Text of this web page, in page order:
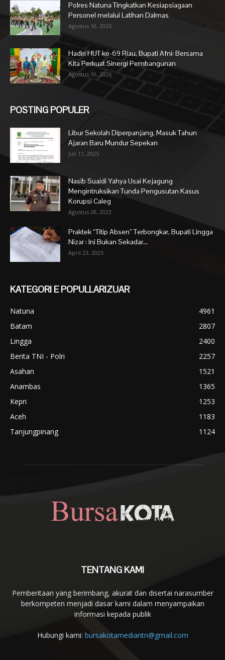
Polres Natuna Tingkatkan Kesiapsiagaan
Personel melalui Latihan Dalmas
Agustus 10, 2026
Hadiri HUT ke-69 Riau, Bupati Afni: Bersama
Kita Perkuat Sinergi Pembangunan
Agustus 10, 2026
POSTING POPULER
Libur Sekolah Diperpanjang, Masuk Tahun
Ajaran Baru Mundur Sepekan
Juli 11, 2025
Nasib Suaidi Yahya Usai Kejagung
Mengintruksikan Tunda Pengusutan Kasus
Korupsi Caleg
Agustus 28, 2023
Praktek “Titip Absen” Terbongkar, Bupati Lingga
Nizar : Ini Bukan Sekadar...
April 23, 2025
KATEGORI E POPULLARIZUAR
Natuna
4961
Batam
2807
Lingga
2400
Berita TNI - Polri
2257
Asahan
1521
Anambas
1365
Kepri
1253
Aceh
1183
Tanjungpinang
1124
TENTANG KAMI
Pemberitaan yang berimbang, akurat dan disertai narasumber
berkompeten menjadi dasar kami dalam menyampaikan
informasi kepada publik
Hubungi kami: bursakotamediantn@gmail.com